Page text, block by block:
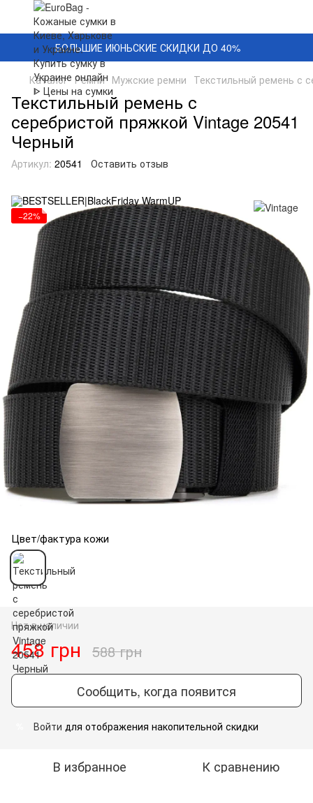
БОЛЬШИЕ ИЮНЬСКИЕ СКИДКИ ДО 40%
Каталог Ремни Мужские ремни Текстильный ремень с
Текстильный ремень с
серебристой пряжкой Vintage 20541
Черный
Артикул: 20541 Оставить отзыв
−22%
Цвет/фактура кожи
Нет в наличии
458 грн 588 грн
Сообщить, когда появится
Войти для отображения накопительной скидки
В избранное К сравнению